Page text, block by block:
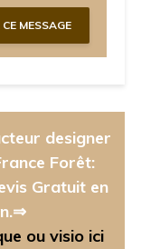
designer
Forêt:
Gratuit en
ou visio ici